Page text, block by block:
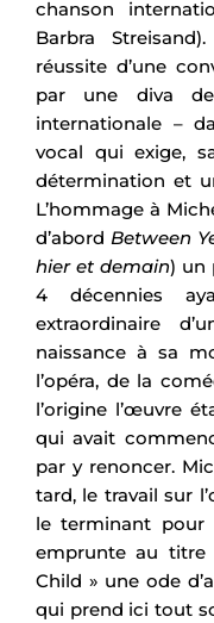
chanson
Barbra
réussite d’une
par une diva de
internationale –
vocal qui exige,
détermination et
L’hommage à
d’abord Between
hier et demain) un
4 décennies
extraordinaire
naissance à sa
l’opéra, de la
l’origine l’œuvre
qui avait
par y renoncer.
tard, le travail sur
le terminant pour
emprunte au titre
Child » une ode
qui prend ici tout